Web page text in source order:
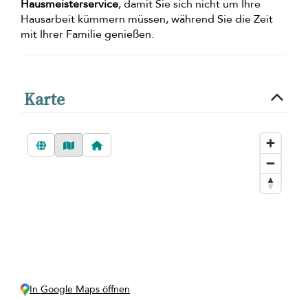
Hausmeisterservice, damit Sie sich nicht um Ihre
Hausarbeit kümmern müssen, während Sie die Zeit
mit Ihrer Familie genießen.
Karte
In Google Maps öffnen